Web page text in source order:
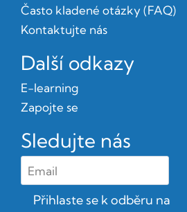
Často kladené otázky (FAQ)
Kontaktujte nás
Další odkazy
E-learning
Zapojte se
Sledujte nás